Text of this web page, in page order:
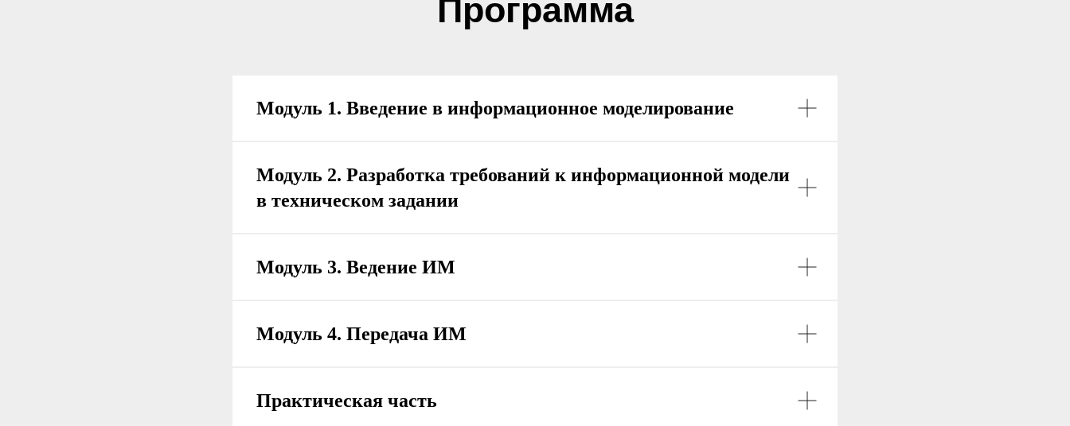
Программа
Модуль 1. Введение в информационное моделирование
Модуль 2. Разработка требований к информационной модели
в техническом задании
Модуль 3. Ведение ИМ
Модуль 4. Передача ИМ
Практическая часть